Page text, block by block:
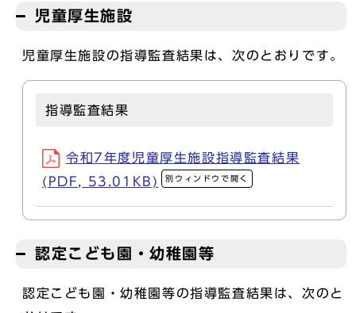
児童厚生施設
児童厚生施設の指導監査結果は、次のとおりです。
指導監査結果
令和7年度児童厚生施設指導監査結果
(PDF, 53.01KB)
別ウィンドウで開く
認定こども園・幼稚園等
認定こども園・幼稚園等の指導監査結果は、次のと